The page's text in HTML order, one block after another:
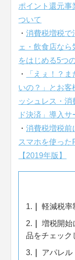
ポイント還元事
ついて
・消費税増税で
ェ・飲食店なら
をはじめる5つ
・
「えぇ！？
いの？」とお客
ッシュレス・
ド決済」導入
・消費税増税前
スマホを使っ
【2019年版】
1. 軽減税率
2.
増税開始
品をチェック
3.
アパレル